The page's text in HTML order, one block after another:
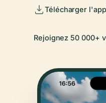
Télécharger
Rejoignez 50 000+